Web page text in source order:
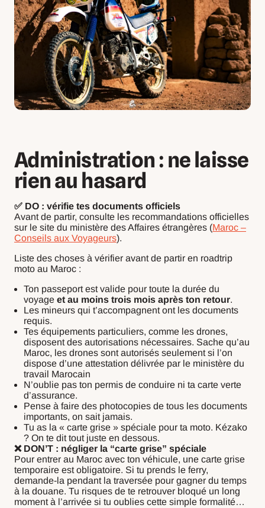
Administration : ne laisse
rien au hasard
✅ DO : vérifie tes documents officiels
Avant de partir, consulte les recommandations officielles
sur le site du ministère des Affaires étrangères (Maroc –
Conseils aux Voyageurs).
Liste des choses à vérifier avant de partir en roadtrip
moto au Maroc :
Ton passeport est valide pour toute la durée du
voyage et au moins trois mois après ton retour.
Les mineurs qui t’accompagnent ont les documents
requis.
Tes équipements particuliers, comme les drones,
disposent des autorisations nécessaires. Sache qu’au
Maroc, les drones sont autorisés seulement si l’on
dispose d’une attestation délivrée par le ministère du
travail Marocain
N’oublie pas ton permis de conduire ni ta carte verte
d’assurance.
Pense à faire des photocopies de tous les documents
importants, on sait jamais.
Tu as la « carte grise » spéciale pour ta moto. Kézako
? On te dit tout juste en dessous.
❌ DON’T : négliger la “carte grise” spéciale
Pour entrer au Maroc avec ton véhicule, une carte grise
temporaire est obligatoire. Si tu prends le ferry,
demande-la pendant la traversée pour gagner du temps
à la douane. Tu risques de te retrouver bloqué un long
moment à l’arrivée si tu oublies cette simple formalité…